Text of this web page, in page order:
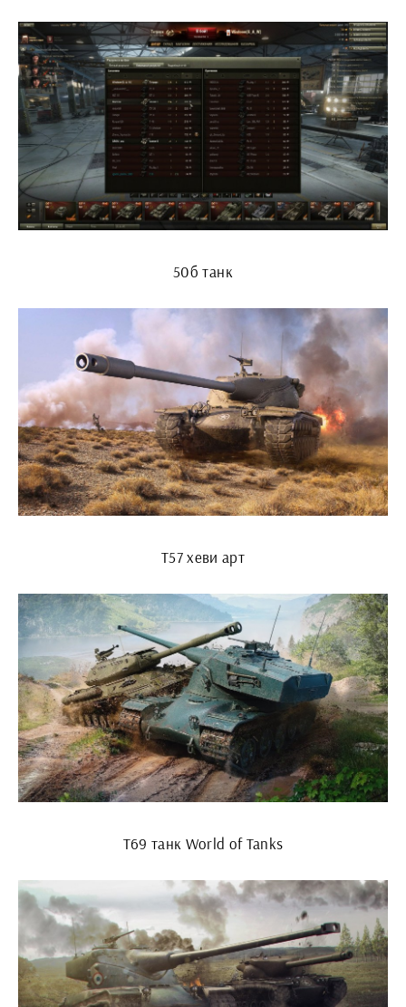
50б танк
Т57 хеви арт
Т69 танк World of Tanks